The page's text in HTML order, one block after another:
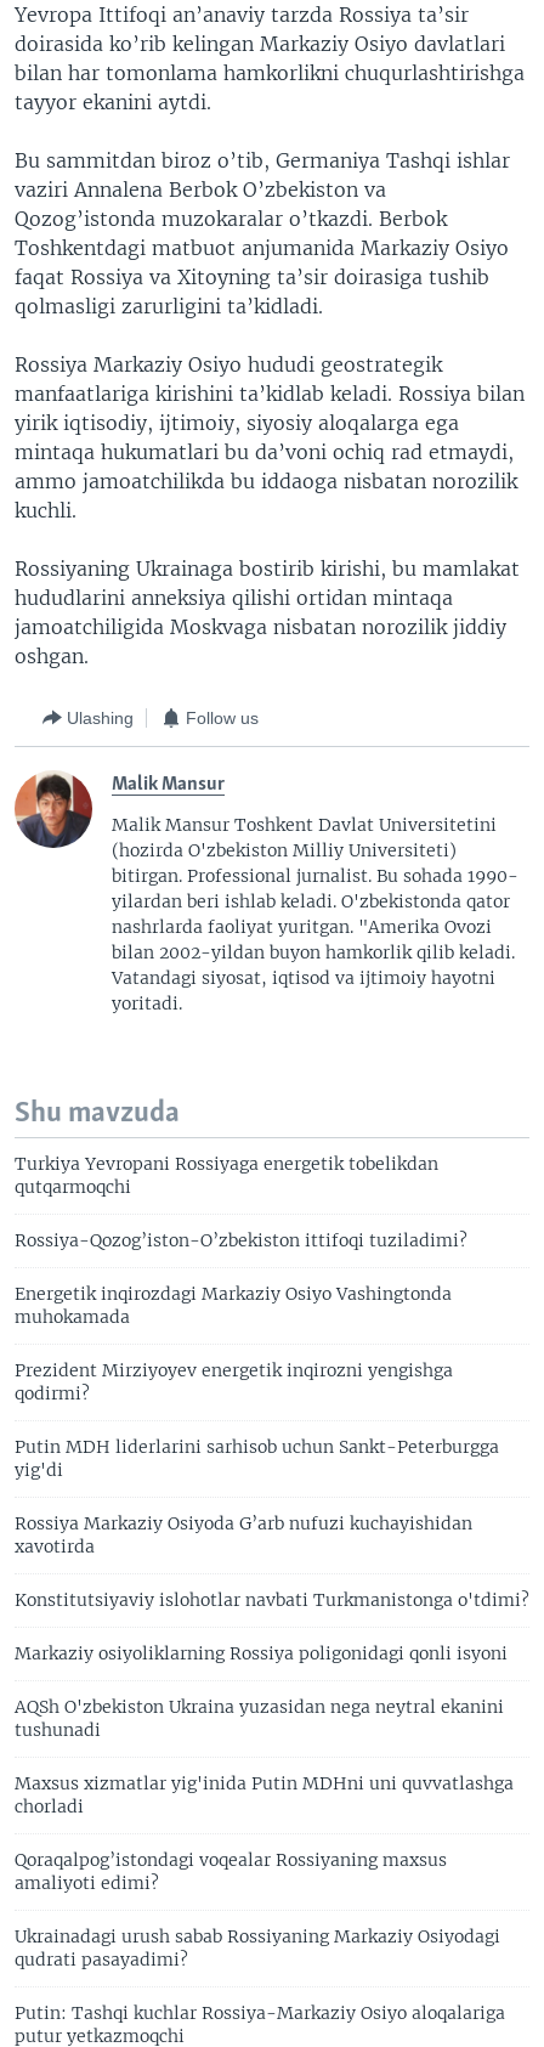
Yevropa Ittifoqi an’anaviy tarzda Rossiya ta’sir
doirasida ko’rib kelingan Markaziy Osiyo davlatlari
bilan har tomonlama hamkorlikni chuqurlashtirishga
tayyor ekanini aytdi.
Bu sammitdan biroz o’tib, Germaniya Tashqi ishlar
vaziri Annalena Berbok O’zbekiston va
Qozog’istonda muzokaralar o’tkazdi. Berbok
Toshkentdagi matbuot anjumanida Markaziy Osiyo
faqat Rossiya va Xitoyning ta’sir doirasiga tushib
qolmasligi zarurligini ta’kidladi.
Rossiya Markaziy Osiyo hududi geostrategik
manfaatlariga kirishini ta’kidlab keladi. Rossiya bilan
yirik iqtisodiy, ijtimoiy, siyosiy aloqalarga ega
mintaqa hukumatlari bu da’voni ochiq rad etmaydi,
ammo jamoatchilikda bu iddaoga nisbatan norozilik
kuchli.
Rossiyaning Ukrainaga bostirib kirishi, bu mamlakat
hududlarini anneksiya qilishi ortidan mintaqa
jamoatchiligida Moskvaga nisbatan norozilik jiddiy
oshgan.
Ulashing Follow us
Malik Mansur
Malik Mansur Toshkent Davlat Universitetini
(hozirda O'zbekiston Milliy Universiteti)
bitirgan. Professional jurnalist. Bu sohada 1990-
yilardan beri ishlab keladi. O'zbekistonda qator
nashrlarda faoliyat yuritgan. "Amerika Ovozi
bilan 2002-yildan buyon hamkorlik qilib keladi.
Vatandagi siyosat, iqtisod va ijtimoiy hayotni
yoritadi.
Shu mavzuda
Turkiya Yevropani Rossiyaga energetik tobelikdan
qutqarmoqchi
Rossiya-Qozog’iston-O’zbekiston ittifoqi tuziladimi?
Energetik inqirozdagi Markaziy Osiyo Vashingtonda
muhokamada
Prezident Mirziyoyev energetik inqirozni yengishga
qodirmi?
Putin MDH liderlarini sarhisob uchun Sankt-Peterburgga
yig'di
Rossiya Markaziy Osiyoda G’arb nufuzi kuchayishidan
xavotirda
Konstitutsiyaviy islohotlar navbati Turkmanistonga o'tdimi?
Markaziy osiyoliklarning Rossiya poligonidagi qonli isyoni
AQSh O'zbekiston Ukraina yuzasidan nega neytral ekanini
tushunadi
Maxsus xizmatlar yig'inida Putin MDHni uni quvvatlashga
chorladi
Qoraqalpog’istondagi voqealar Rossiyaning maxsus
amaliyoti edimi?
Ukrainadagi urush sabab Rossiyaning Markaziy Osiyodagi
qudrati pasayadimi?
Putin: Tashqi kuchlar Rossiya-Markaziy Osiyo aloqalariga
putur yetkazmoqchi